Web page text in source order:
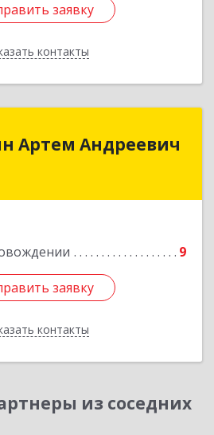
заявку
контакты
заявку
Назад
Артем Андреевич
9
заявку
контакты
заявку
Назад
из соседних